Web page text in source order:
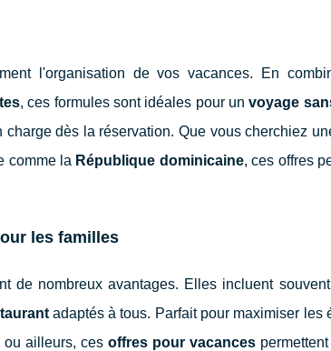
l'organisation de vos vacances. En
, ces formules sont idéales pour unvoyage
dès la réservation. Que vous cherchiez
comme la République dominicaine, ces offres
les familles
de nombreux avantages. Elles incluent
adaptés à tous. Parfait pour maximiser les
ou ailleurs, ces offres pour vacancespermettent